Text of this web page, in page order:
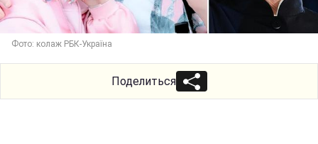
Фото: колаж РБК-Україна
Поделиться